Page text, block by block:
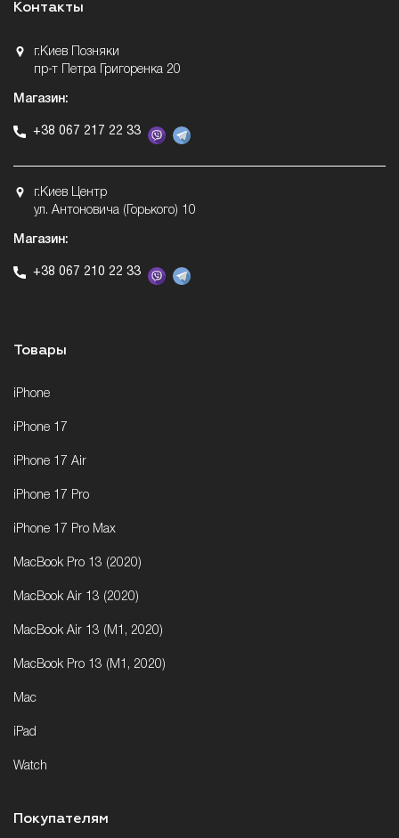
Контакты
г.Киев Позняки
пр-т Петра Григоренка 20
Магазин:
+38 067 217 22 33
г.Киев Центр
ул. Антоновича (Горького) 10
Магазин:
+38 067 210 22 33
Товары
iPhone
iPhone 17
iPhone 17 Air
iPhone 17 Pro
iPhone 17 Pro Max
MacBook Pro 13 (2020)
MacBook Air 13 (2020)
MacBook Air 13 (M1, 2020)
MacBook Pro 13 (M1, 2020)
Mac
iPad
Watch
Покупателям